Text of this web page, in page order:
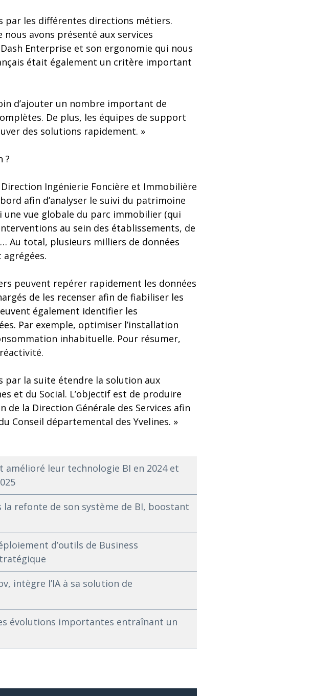
par les différentes directions métiers.
avons présenté aux services
Enterprise et son ergonomie qui nous
était également un critère important
d’ajouter un nombre important de
De plus, les équipes de support
des solutions rapidement. »
?
Ingénierie Foncière et Immobilière
afin d’analyser le suivi du patrimoine
vue globale du parc immobilier (qui
au sein des établissements, de
Au total, plusieurs milliers de données
peuvent repérer rapidement les données
de les recenser afin de fiabiliser les
également identifier les
Par exemple, optimiser l’installation
inhabituelle. Pour résumer,
par la suite étendre la solution aux
et du Social. L’objectif est de produire
la Direction Générale des Services afin
Conseil départemental des Yvelines. »
leur technologie BI en 2024 et
la refonte de son système de BI, boostant
d’outils de Business
intègre l’IA à sa solution de
évolutions importantes entraînant un